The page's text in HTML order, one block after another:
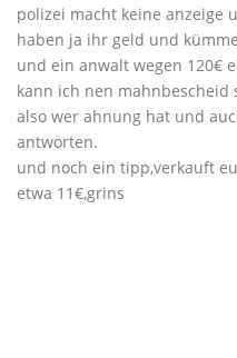
polizei macht keine anzeige
haben ja ihr geld und
und ein anwalt wegen 120€
kann ich nen mahnbescheid
also wer ahnung hat und
antworten.
und noch ein tipp,verkauft
etwa 11€,grins